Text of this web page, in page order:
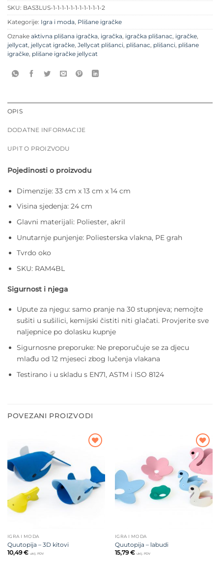
SKU: BAS3LUS-1-1-1-1-1-1-1-1-1-1-1-2
Kategorije: Igra i moda, Plišane igračke
Oznake aktivna plišana igračka, igračka, igračka plišanac, igračke,
jellycat, jellycat igračke, Jellycat plišanci, plišanac, plišanci, plišane
igračke, plišane igračke jellycat
OPIS
DODATNE INFORMACIJE
UPIT O PROIZVODU
Pojedinosti o proizvodu
Dimenzije: 33 cm x 13 cm x 14 cm
Visina sjedenja: 24 cm
Glavni materijali: Poliester, akril
Unutarnje punjenje: Poliesterska vlakna, PE grah
Tvrdo oko
SKU: RAM4BL
Sigurnost i njega
Upute za njegu: samo pranje na 30 stupnjeva; nemojte
sušiti u sušilici, kemijski čistiti niti glačati. Provjerite sve
naljepnice po dolasku kupnje
Sigurnosne preporuke: Ne preporučuje se za djecu
mlađu od 12 mjeseci zbog lučenja vlakana
Testirano i u skladu s EN71, ASTM i ISO 8124
POVEZANI PROIZVODI
želja
IGRA I MODA
Quutopija – 3D kitovi
10,49€ uklj. PDV
Dodajte
na listu
želja
IGRA I MODA
Quutopija – labudi
15,79€ uklj. PDV